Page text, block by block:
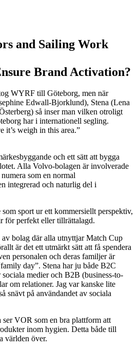
and Sailing Work
Brand Activation?
WYRF till Göteborg, men när
Edwall-Bjorklund), Stena (Lena
så inser man vilken otroligt
har i internationell segling.
it’s weigh in this area.”
och ett sätt att bygga
Alla Volvo-bolagen är involverade
som en normal
integrerad och naturlig del i
sport ur ett kommersiellt perspektiv,
för perfekt eller tillrättalagd.
av bolag där alla utnyttjar Match Cup
är det ett utmärkt sätt att få spendera
personalen och deras familjer är
day”. Stena har ju både B2C
sociala medier och B2B (business-to-
om relationer. Jag var kanske lite
snävt på användandet av sociala
ser VOR som en bra plattform att
inom hygien. Detta både till
världen över.